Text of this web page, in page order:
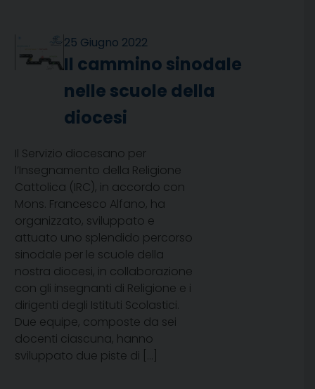
25 Giugno 2022
Il cammino sinodale
nelle scuole della
diocesi
Il Servizio diocesano per
l’Insegnamento della Religione
Cattolica (IRC), in accordo con
Mons. Francesco Alfano, ha
organizzato, sviluppato e
attuato uno splendido percorso
sinodale per le scuole della
nostra diocesi, in collaborazione
con gli insegnanti di Religione e i
dirigenti degli Istituti Scolastici.
Due equipe, composte da sei
docenti ciascuna, hanno
sviluppato due piste di […]